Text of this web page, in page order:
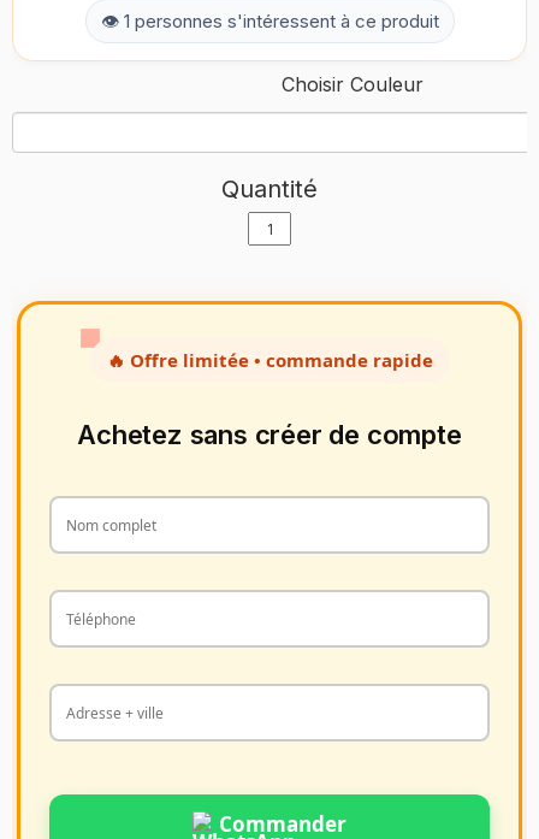
👁 1 personnes s'intéressent à ce produit
Choisir Couleur
Quantité
🔥 Offre limitée • commande rapide
Achetez sans créer de compte
Commander